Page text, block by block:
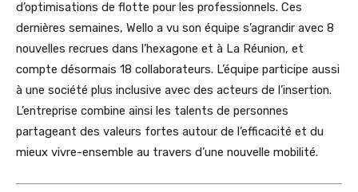
d’optimisations de flotte pour les professionnels. Ces
dernières semaines, Wello a vu son équipe s’agrandir avec 8
nouvelles recrues dans l’hexagone et à La Réunion, et
compte désormais 18 collaborateurs. L’équipe participe aussi
à une société plus inclusive avec des acteurs de l’insertion.
L’entreprise combine ainsi les talents de personnes
partageant des valeurs fortes autour de l’efficacité et du
mieux vivre-ensemble au travers d’une nouvelle mobilité.